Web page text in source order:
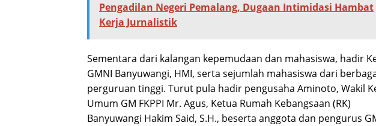
Pengadilan Negeri Pemalang, Dugaan Intimidasi Hambat
Kerja Jurnalistik
Sementara dari kalangan kepemudaan dan mahasiswa, hadir
GMNI Banyuwangi, HMI, serta sejumlah mahasiswa dari
perguruan tinggi. Turut pula hadir pengusaha Aminoto, Wakil
Umum GM FKPPI Mr. Agus, Ketua Rumah Kebangsaan (RK)
Banyuwangi Hakim Said, S.H., beserta anggota dan pengurus